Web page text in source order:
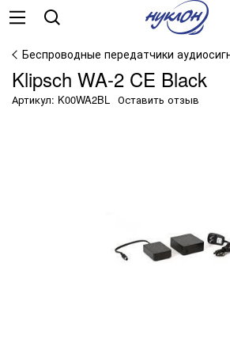
Беспроводные передатчики
Klipsch WA-2 CE Black
Артикул: K00WA2BL Оставить отзыв